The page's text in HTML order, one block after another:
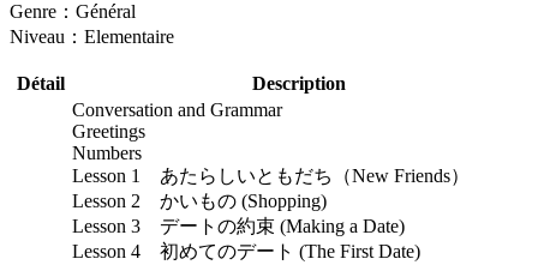
Genre：Général
Niveau：Elementaire
Détail Description
Conversation and Grammar
Greetings
Numbers
Lesson 1 あたらしいともだち（New Friends）
Lesson 2 かいもの (Shopping)
Lesson 3 デートの約束 (Making a Date)
Lesson 4 初めてのデート (The First Date)